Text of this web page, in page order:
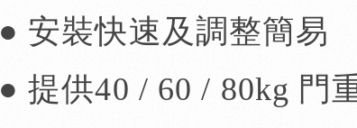
● 安裝快速及調整簡易
● 提供40 / 60 / 80kg 門